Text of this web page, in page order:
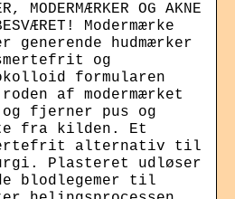
MODERMÆRKER OG AKNE
Modermærke
hudmærker
og
formularen
af modermærket
fjerner pus og
fra kilden. Et
alternativ til
Plasteret udløser
blodlegemer til